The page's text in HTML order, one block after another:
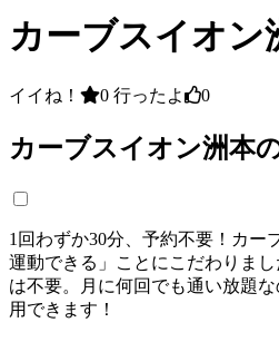
カーブスイオン
イイね！ 0 行ったよ 0
カーブスイオン洲本
1回わずか30分、予約不要！カー
運動できる」ことにこだわりま
は不要。月に何回でも通い放題
用できます！